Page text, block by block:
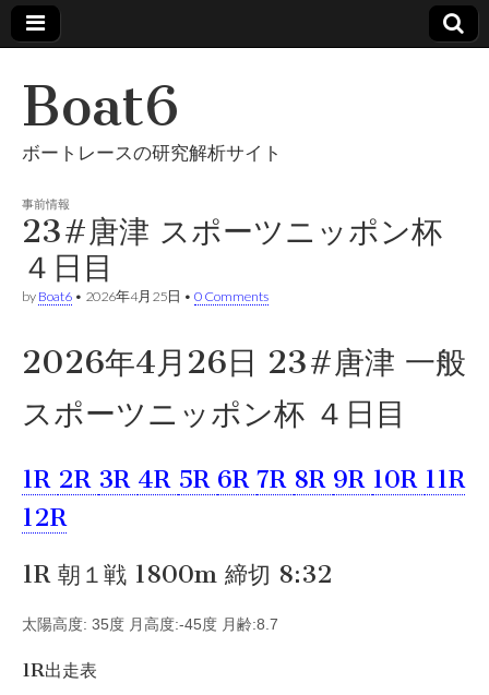
Boat6
ボートレースの研究解析サイト
事前情報
23#唐津 スポーツニッポン杯
４日目
by Boat6 • 2026年4月25日 • 0 Comments
2026年4月26日 23#唐津 一般
スポーツニッポン杯 ４日目
1R 2R 3R 4R 5R 6R 7R 8R 9R 10R 11R
12R
1R 朝１戦 1800m 締切 8:32
太陽高度: 35度 月高度:-45度 月齢:8.7
1R出走表